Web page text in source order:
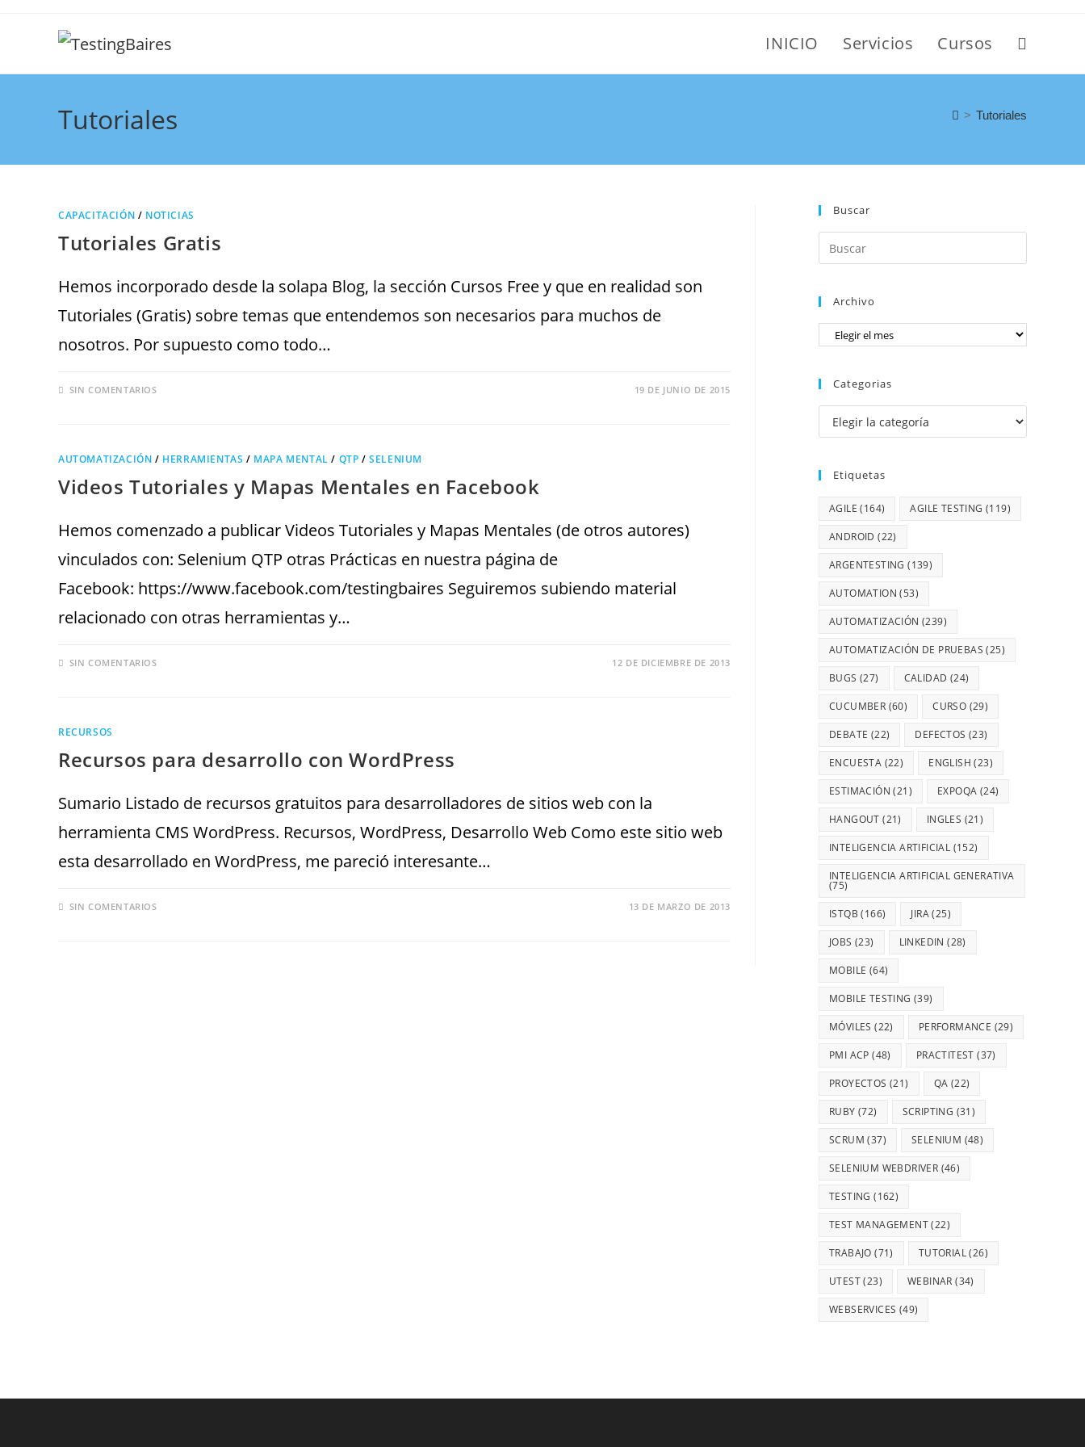
INICIO Servicios Cursos
Tutoriales > Tutoriales
CAPACITACIÓN / NOTICIAS
Tutoriales Gratis
Hemos incorporado desde la solapa Blog, la sección Cursos Free y que en realidad son
Tutoriales (Gratis) sobre temas que entendemos son necesarios para muchos de
nosotros. Por supuesto como todo…
SIN COMENTARIOS 19 DE JUNIO DE 2015
AUTOMATIZACIÓN / HERRAMIENTAS / MAPA MENTAL / QTP /SELENIUM
Videos Tutoriales y Mapas Mentales en Facebook
Hemos comenzado a publicar Videos Tutoriales y Mapas Mentales (de otros autores)
vinculados con: Selenium QTP otras Prácticas en nuestra página de
Facebook: https://www.facebook.com/testingbaires Seguiremos subiendo material
relacionado con otras herramientas y…
SIN COMENTARIOS 12 DE DICIEMBRE DE 2013
RECURSOS
Recursos para desarrollo con WordPress
Sumario Listado de recursos gratuitos para desarrolladores de sitios web con la
herramienta CMS WordPress. Recursos, WordPress, Desarrollo Web Como este sitio web
esta desarrollado en WordPress, me pareció interesante…
SIN COMENTARIOS 13 DE MARZO DE 2013
Buscar
Archivo
Categorias
Etiquetas
AGILE (164) AGILE TESTING (119)
ANDROID (22)
ARGENTESTING (139)
AUTOMATION (53)
AUTOMATIZACIÓN (239)
AUTOMATIZACIÓN DE PRUEBAS (25)
BUGS (27) CALIDAD (24)
CUCUMBER (60) CURSO (29)
DEBATE (22) DEFECTOS (23)
ENCUESTA (22) ENGLISH (23)
ESTIMACIÓN (21) EXPOQA (24)
HANGOUT (21) INGLES (21)
INTELIGENCIA ARTIFICIAL (152)
INTELIGENCIA ARTIFICIAL GENERATIVA
(75)
ISTQB (166) JIRA(25)
JOBS (23) LINKEDIN (28)
MOBILE (64)
MOBILE TESTING (39)
MÓVILES (22) PERFORMANCE (29)
PMI ACP (48) PRACTITEST (37)
PROYECTOS (21) QA (22)
RUBY (72) SCRIPTING (31)
SCRUM (37) SELENIUM (48)
SELENIUM WEBDRIVER (46)
TESTING (162)
TEST MANAGEMENT(22)
TRABAJO (71) TUTORIAL(26)
UTEST(23) WEBINAR (34)
WEBSERVICES (49)